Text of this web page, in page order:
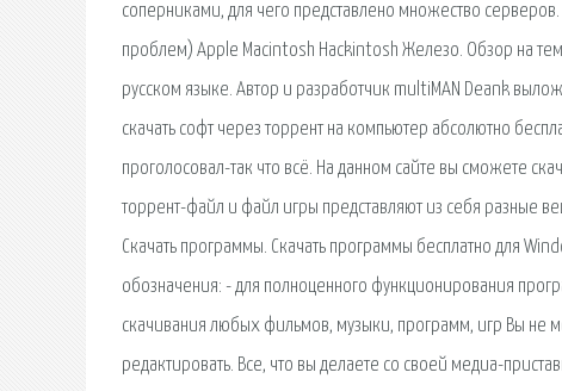
соперниками, для чего представлено множество
проблем) Apple Macintosh Hackintosh Железо. Обзор на
русском языке. Автор и разработчик multiMAN Deank
скачать софт через торрент на компьютер абсолютно
проголосовал-так что всё. На данном сайте вы сможете
торрент-файл и файл игры представляют из себя разные
Скачать программы. Скачать программы бесплатно для
обозначения: - для полноценного функционирования
скачивания любых фильмов, музыки, программ, игр Вы не
редактировать. Все, что вы делаете со своей медиа-